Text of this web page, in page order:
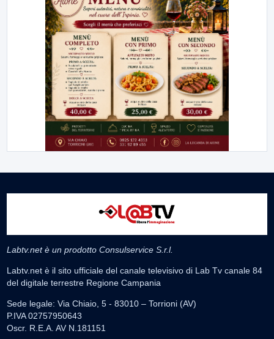
Labtv.net è un prodotto Consulservice S.r.l.
Labtv.net è il sito ufficiale del canale televisivo di Lab Tv canale 84
del digitale terrestre Regione Campania
Sede legale: Via Chiaio, 5 - 83010 – Torrioni (AV)
P.IVA 02757950643
Oscr. R.E.A. AV N.181151